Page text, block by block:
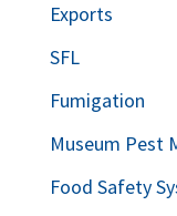
Exports
SFL
Fumigation
Museum Pest
Food Safety